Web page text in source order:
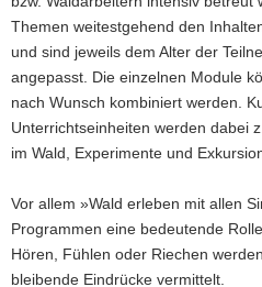
a
t
i
o
n
Themen weitestgehend den
und sind jeweils dem Alter der
angepasst. Die einzelnen Module
nach Wunsch kombiniert werden.
Unterrichtseinheiten werden dabei
im Wald, Experimente und
Vor allem »Wald erleben mit allen
Programmen eine bedeutende
Hören, Fühlen oder Riechen
bleibende Eindrücke vermittelt.